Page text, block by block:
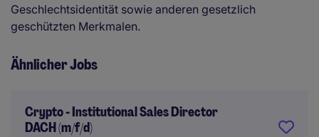
Geschlechtsidentität sowie anderen gesetzlich
geschützten Merkmalen.
Ähnlicher Jobs
Crypto - Institutional Sales Director
DACH (m/f/d)